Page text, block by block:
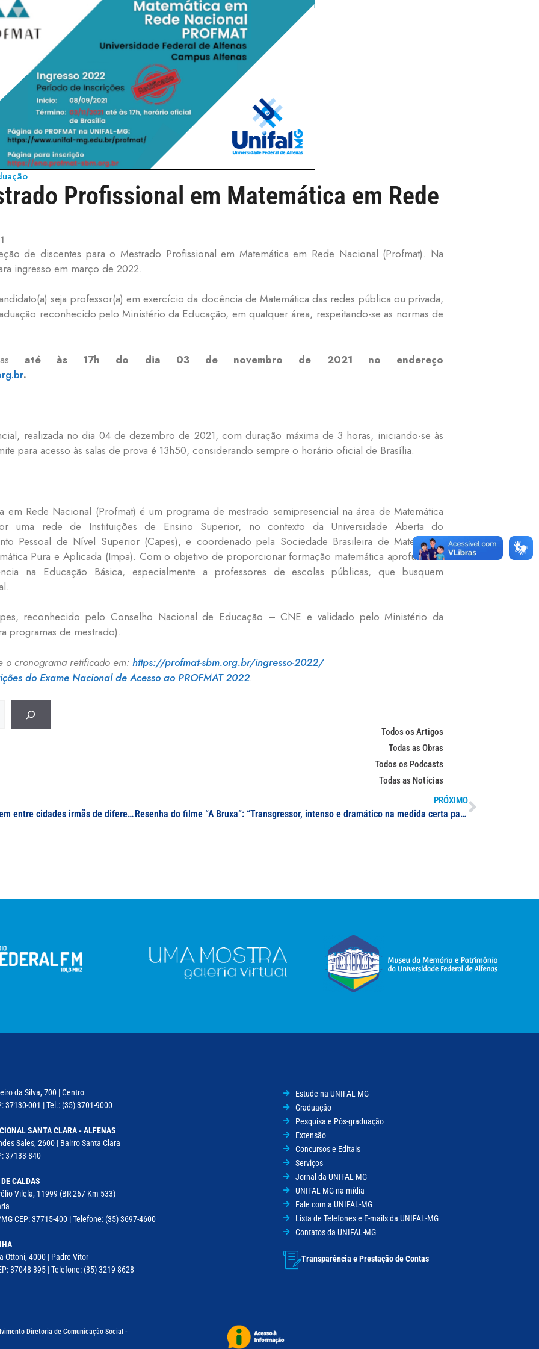
Profissional em Matemática em Rede
de discentes para o Mestrado Profissional em Matemática em Rede Nacional (Profmat). Na
ingresso em março de 2022.
seja professor(a) em exercício da docência de Matemática das redes pública ou privada,
reconhecido pelo Ministério da Educação, em qualquer área, respeitando-se as normas de
até às 17h do dia 03 de novembro de 2021
no endereço
.
realizada no dia 04 de dezembro de 2021, com duração máxima de 3 horas, iniciando-se às
para acesso às salas de prova é 13h50, considerando sempre o horário oficial de Brasília.
em Rede Nacional (Profmat) é um programa de mestrado semipresencial na área de Matemática
uma rede de Instituições de Ensino Superior, no contexto da Universidade Aberta do
Pessoal de Nível Superior (Capes), e coordenado pela Sociedade Brasileira de Matemática
Pura e Aplicada (Impa). Com o objetivo de proporcionar formação matemática aprofundada
na Educação Básica, especialmente a professores de escolas públicas, que busquem
reconhecido pelo Conselho Nacional de Educação – CNE e validado pelo Ministério da
programas de mestrado).
o cronograma retificado em: https://profmat-sbm.org.br/ingresso-2022/
do Exame Nacional de Acesso ao PROFMAT 2022.
Todos os Artigos
Todas as Obras
Todos os Podcasts
Todas as Notícias
diferentes mundos”, por Flaviane Faria Carvalho
PRÓXIMO
Resenha do filme “A Bruxa”:“Transgressor, intenso e dramático na medida certa para quem aprecia terror psicológico”, por Bianca Maia Roque
da Silva, 700 | Centro
37130-001 | Tel.: (35) 3701-9000
SANTA CLARA - ALFENAS
Sales, 2600 | Bairro Santa Clara
37133-840
CALDAS
Vilela, 11999 (BR 267 Km 533)
CEP: 37715-400 | Telefone: (35) 3697-4600
Ottoni, 4000 | Padre Vitor
37048-395 | Telefone: (35) 3219 8628
Estude na UNIFAL-MG
Graduação
Pesquisa e Pós-graduação
Extensão
Concursos e Editais
Serviços
Jornal da UNIFAL-MG
UNIFAL-MG na mídia
Fale com a UNIFAL-MG
Lista de Telefones e E-mails da UNIFAL-MG
Contatos da UNIFAL-MG
Transparência e Prestação de Contas
Diretoria de Comunicação Social -